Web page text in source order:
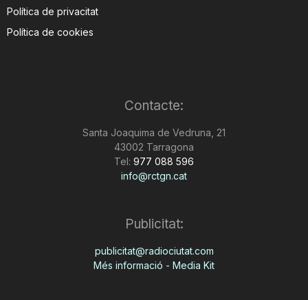
Política de privacitat
Política de cookies
Contacte:
Santa Joaquima de Vedruna, 21
43002 Tarragona
Tel: 977 088 596
info@rctgn.cat
Publicitat:
publicitat@radiociutat.com
Més informació - Media Kit